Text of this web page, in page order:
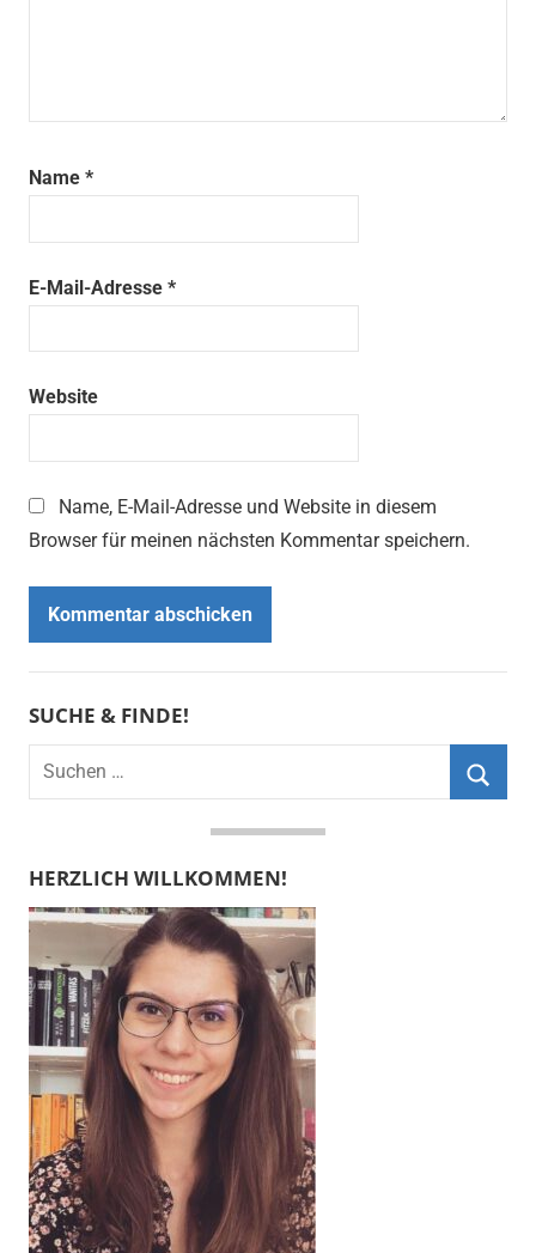
Name *
E-Mail-Adresse *
Website
Name, E-Mail-Adresse und Website in diesem
Browser für meinen nächsten Kommentar speichern.
SUCHE & FINDE!
Suchen
nach:
HERZLICH WILLKOMMEN!